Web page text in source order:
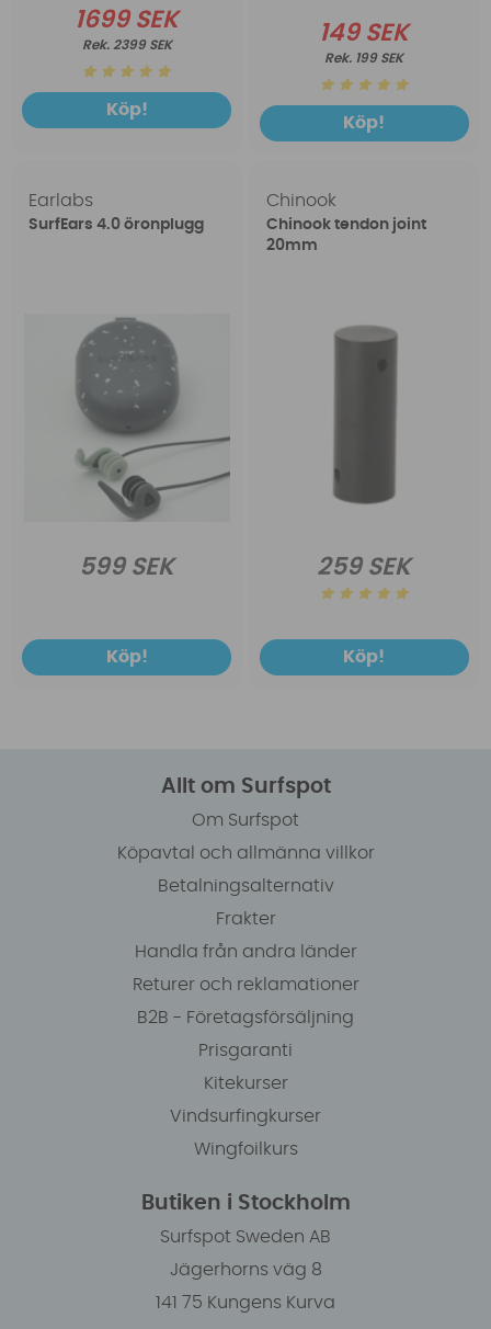
1699 SEK
2399 SEK
Köp!
149 SEK
199 SEK
Köp!
Earlabs
SurfEars 4.0 öronplugg
599 SEK
Köp!
Chinook
Chinook tendon joint
20mm
259 SEK
Köp!
Allt om Surfspot
Om Surfspot
Köpavtal och allmänna villkor
Betalningsalternativ
Frakter
Handla från andra länder
Returer och reklamationer
B2B - Företagsförsäljning
Prisgaranti
Kitekurser
Vindsurfingkurser
Wingfoilkurs
Butiken i Stockholm
Surfspot Sweden AB
Jägerhorns väg 8
141 75 Kungens Kurva